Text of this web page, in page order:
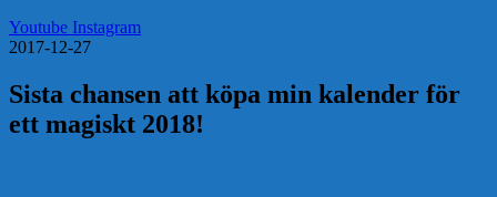
Youtube Instagram
2017-12-27
Sista chansen att köpa min kalender för
ett magiskt 2018!